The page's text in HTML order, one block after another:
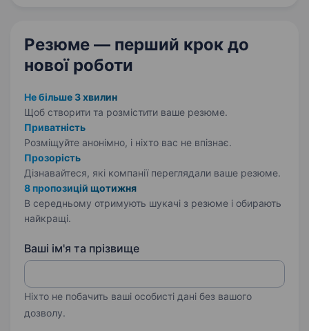
Резюме — перший крок до
нової роботи
Не більше 3 хвилин
Щоб створити та розмістити ваше резюме.
Приватність
Розміщуйте анонімно, і ніхто вас не впізнає.
Прозорість
Дізнавайтеся, які компанії переглядали ваше резюме.
8 пропозицій щотижня
В середньому отримують шукачі з резюме і обирають
найкращі.
Ваші ім'я та прізвище
Ніхто не побачить ваші особисті дані без вашого
дозволу.